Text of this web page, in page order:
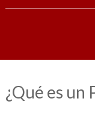
¿Qué es un